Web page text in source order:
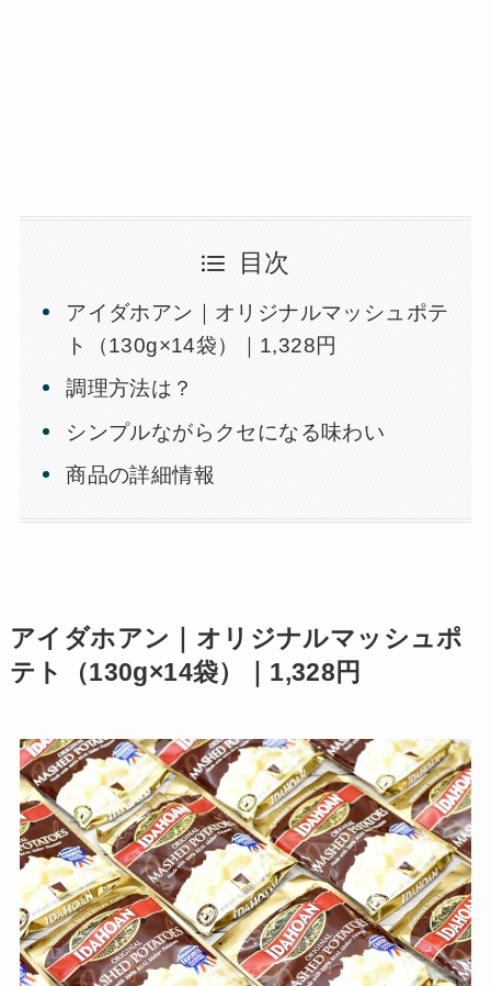
目次
アイダホアン｜オリジナルマッシュポテ
ト（130g×14袋）｜1,328円
調理方法は？
シンプルながらクセになる味わい
商品の詳細情報
アイダホアン｜オリジナルマッシュポ
テト（130g×14袋）｜1,328円